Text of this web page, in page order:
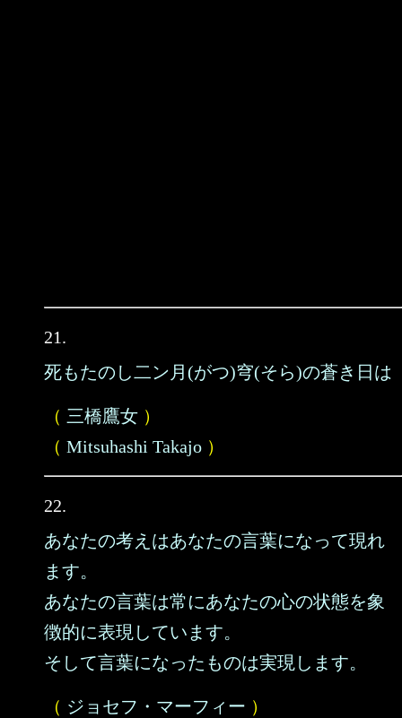
21.
死もたのし二ン月(がつ)穹(そら)の蒼き日は
（ 三橋鷹女 ）
（ Mitsuhashi Takajo ）
22.
あなたの考えはあなたの言葉になって現れ
ます。
あなたの言葉は常にあなたの心の状態を象
徴的に表現しています。
そして言葉になったものは実現します。
（ ジョセフ・マーフィー ）